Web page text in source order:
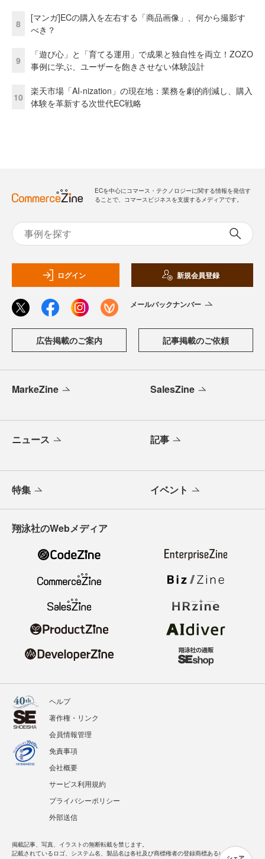
8
[マンガ]ECの購入を左右する「商品画像」、何から撮影す
べき？
9
「遊び心」と「育てる運用」で成果と独自性を両立！ZOZO
事例に学ぶ、ユーザーを飽きさせない体験設計
10
楽天市場「AI-nization」の現在地：業務を劇的削減し、購入
体験を革新する次世代EC戦略
ECを中心にコマース・テクノロジーに関する情報を発信す
ることで、コマースビジネスを支援するメディアです。
ログイン 新規会員登録
メールバックナンバー
広告掲載のご案内 記事掲載のご依頼
MarkeZine SalesZine
ニュース 記事
特集 イベント
翔泳社のWebメディア
ヘルプ
著作権・リンク
会員情報管理
免責事項
会社概要
サービス利用規約
プライバシーポリシー
外部送信
掲載記事、写真、イラストの無断転載を禁じます。
記載されているロゴ、システム名、製品名は各社及び商標権者の登録商標あるいは商標で